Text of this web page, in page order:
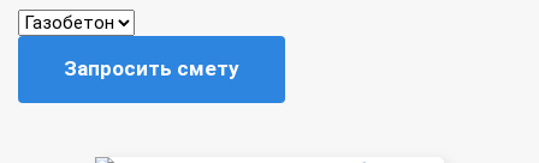
Запросить смету